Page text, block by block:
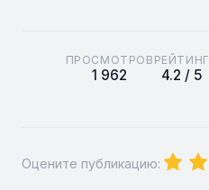
ПРОСМОТРОВ
1 962
РЕЙТИНГ
4.2 / 5
Оцените публикацию: